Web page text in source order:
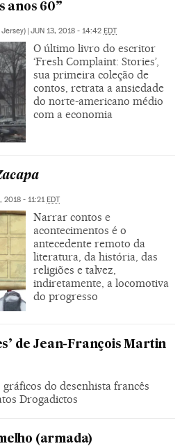
anos 60”
| JUN 13, 2018 - 14:42 EDT
O último livro do escritor
‘Fresh Complaint: Stories’,
sua primeira coleção de
contos, retrata a ansiedade
do norte-americano médio
com a economia
2018 - 11:21EDT
Narrar contos e
acontecimentos é o
antecedente remoto da
literatura, da história, das
religiões e talvez,
indiretamente, a locomotiva
do progresso
de Jean-François Martin
do desenhista francês
Drogadictos
(armada)